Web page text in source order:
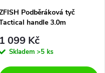
Podběráková tyč
handle 3.0m
1 099 Kč
Skladem >5 ks